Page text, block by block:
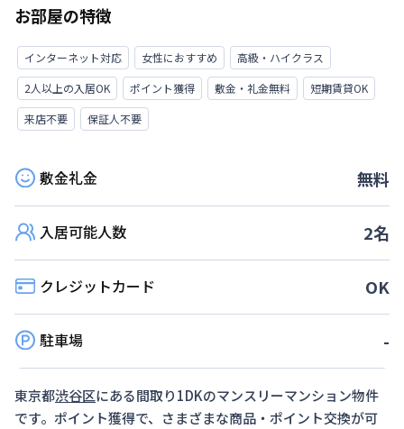
お部屋の特徴
インターネット対応 女性におすすめ
高級・ハイクラス
2人以上の入居OK
ポイント獲得 敷金・礼金無料
短期賃貸OK
来店不要
保証人不要
敷金礼金 無料
入居可能人数 2名
クレジットカード OK
駐車場 -
東京都渋谷区にある間取り1DKのマンスリーマンション物件
です。ポイント獲得で、さまざまな商品・ポイント交換が可